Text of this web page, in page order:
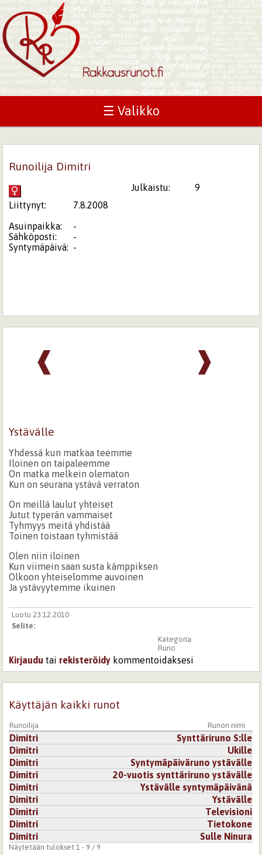
☰ Valikko
Runoilija Dimitri
Julkaistu:
9
Liittynyt:
7.8.2008
Asuinpaikka:
-
Sähköposti:
-
Syntymäpäivä: -
❱
❰
Ystävälle
Yhdessä kun matkaa teemme
Iloinen on taipaleemme
On matka melkein olematon
Kun on seurana ystävä verraton
On meillä laulut yhteiset
Jutut typerän vammaiset
Tyhmyys meitä yhdistää
Toinen toistaan tyhmistää
Olen niin iloinen
Kun viimein saan susta kämppiksen
Olkoon yhteiselomme auvoinen
Ja ystävyytemme ikuinen
Luotu 23.12.2010
Selite:
Kategoria:
Runo
Kirjaudu tai rekisteröidy kommentoidaksesi
Käyttäjän kaikki runot
Runoilija Runon nimi
Dimitri
Synttäriruno S:lle
Dimitri
Ukille
Dimitri
Syntymäpäiväruno ystävälle
Dimitri
20-vuotis synttäriruno ystävälle
Dimitri
Ystävälle syntymäpäivänä
Dimitri
Ystävälle
Dimitri
Televisioni
Dimitri
Tietokone
Dimitri
Sulle Ninura
Näytetään tulokset 1 - 9 / 9